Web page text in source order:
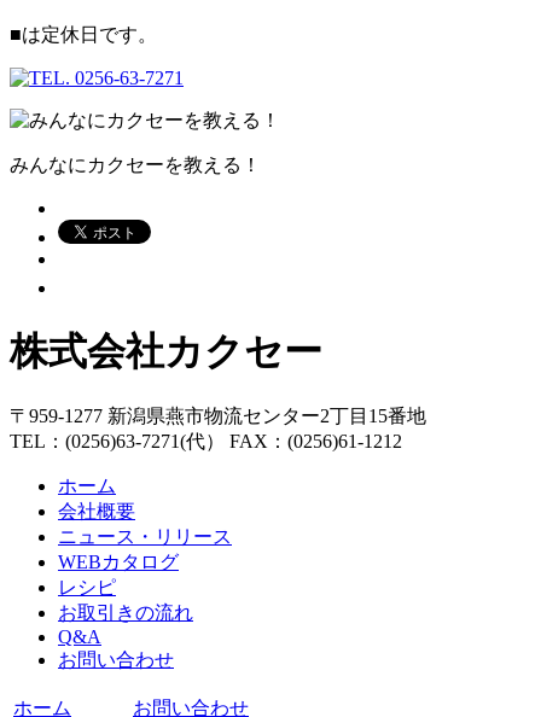
■は定休日です。
みんなにカクセーを教える！
株式会社カクセー
〒959-1277 新潟県燕市物流センター2丁目15番地
TEL：(0256)63-7271(代） FAX：(0256)61-1212
ホーム
会社概要
ニュース・リリース
WEBカタログ
レシピ
お取引きの流れ
Q&A
お問い合わせ
ホーム お問い合わせ